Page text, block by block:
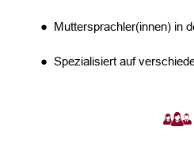
● Muttersprachler(innen) in
● Spezialisiert auf